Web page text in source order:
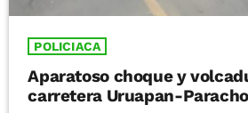
POLICIACA
Aparatoso choque y
carretera Uruapan-Paracho